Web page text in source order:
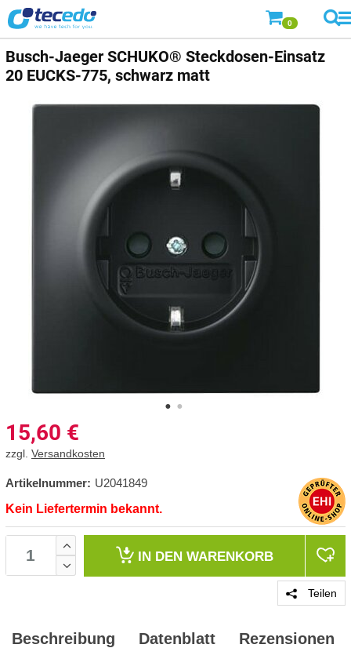
0
Busch-Jaeger SCHUKO® Steckdosen-Einsatz
20 EUCKS-775, schwarz matt
15,60 €
zzgl. Versandkosten
Artikelnummer: U2041849
Kein Liefertermin bekannt.
IN DEN WARENKORB
Teilen
Beschreibung Datenblatt Rezensionen